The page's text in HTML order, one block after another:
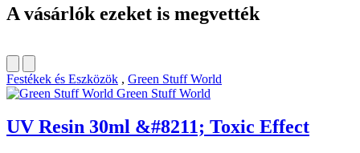
A vásárlók ezeket is megvették
Festékek és Eszközök , Green Stuff World
Green Stuff World
UV Resin 30ml &#8211; Toxic Effect